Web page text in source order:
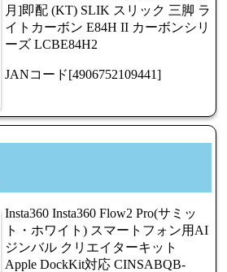
月]即配 (KT) SLIK スリック 三脚 ラ
イトカーボン E84H II カーボンシリ
ーズ LCBE84H2
JANコード[4906752109441]
Insta360 Insta360 Flow2 Pro(サミッ
ト・ホワイト) スマートフォン用AI
ジンバル クリエイターキット
Apple DockKit対応 CINSABQB-